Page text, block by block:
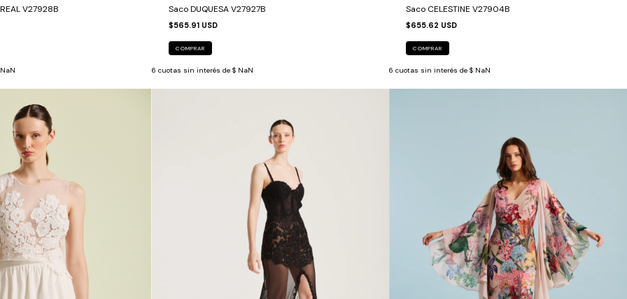
V27928B Saco DUQUESA V27927B
$565.91 USD
COMPRAR
6 cuotas sin interés de $ NaN
Saco CELESTINE V27904B
$655.62 USD
COMPRAR
6 cuotas sin interés de$ NaN